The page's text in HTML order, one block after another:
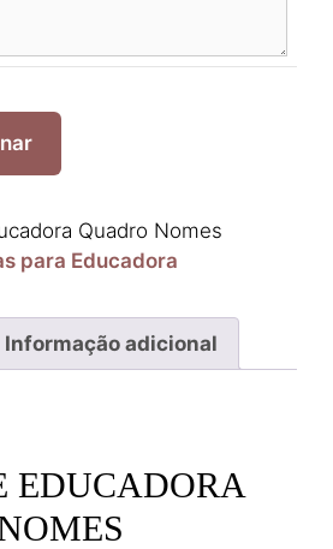
Quadro Nomes
para Educadora
Informação adicional
EDUCADORA